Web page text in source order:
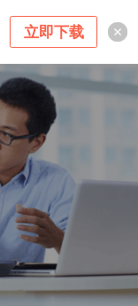
立即下载